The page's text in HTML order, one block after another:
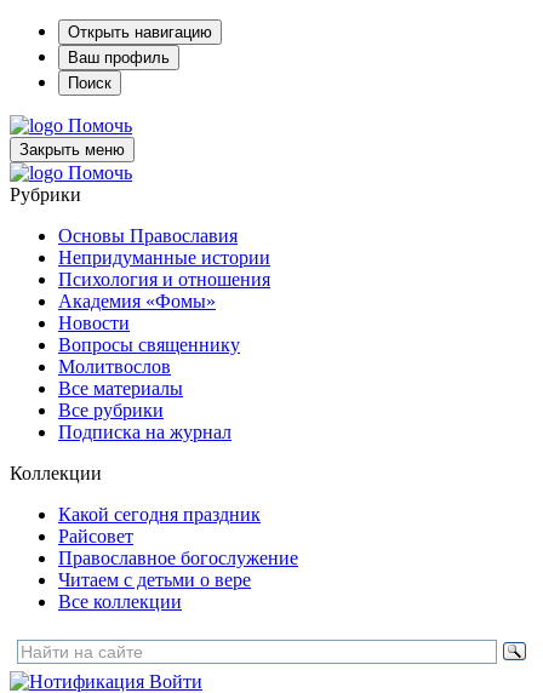
Открыть навигацию
Ваш профиль
Поиск
Помочь
Закрыть меню
Помочь
Рубрики
Основы Православия
Непридуманные истории
Психология и отношения
Академия «Фомы»
Новости
Вопросы священнику
Молитвослов
Все материалы
Все рубрики
Подписка на журнал
Коллекции
Какой сегодня праздник
Райсовет
Православное богослужение
Читаем с детьми о вере
Все коллекции
Войти